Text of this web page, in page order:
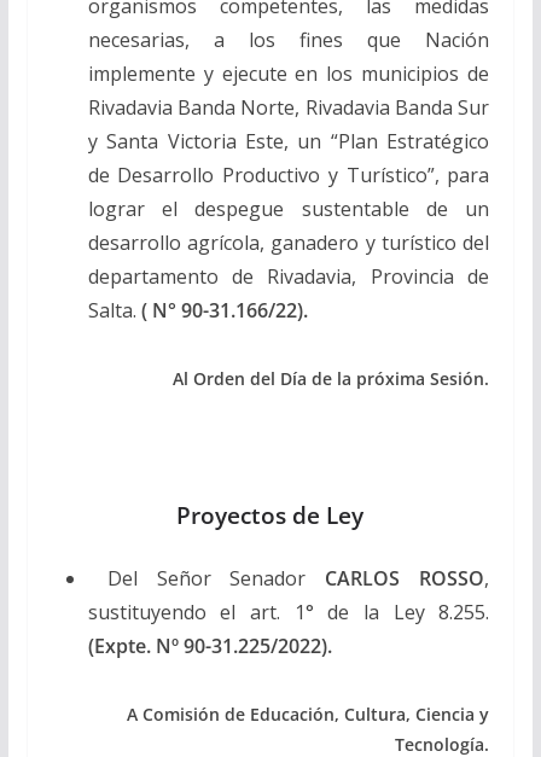
organismos competentes, las medidas
necesarias, a los fines que Nación
implemente y ejecute en los municipios de
Rivadavia Banda Norte, Rivadavia Banda Sur
y Santa Victoria Este, un “Plan Estratégico
de Desarrollo Productivo y Turístico”, para
lograr el despegue sustentable de un
desarrollo agrícola, ganadero y turístico del
departamento de Rivadavia, Provincia de
Salta. ( N° 90-31.166/22).
Al Orden del Día de la próxima Sesión.
Proyectos de Ley
Del Señor Senador CARLOS ROSSO,
sustituyendo el art. 1° de la Ley 8.255.
(Expte. Nº 90-31.225/2022).
A Comisión de Educación, Cultura, Ciencia y
Tecnología.